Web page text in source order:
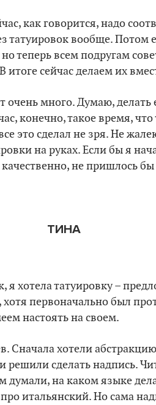
как говорится, надо
татуировок вообще. Потом
теперь всем подругам
итоге сейчас делаем их
очень много. Думаю, делать
конечно, такое время, что
это сделал не зря. Не
на руках. Если бы я
не пришлось
ТИНА
хотела татуировку –
хотя первоначально был
настоять на своем.
Сначала хотели
сделать надпись.
думали, на каком языке
итальянский. Но сама